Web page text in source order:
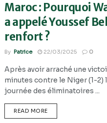
Maroc : Pourquoi
a appelé Youssef
renfort ?
By Patrice 22/03/2025 0
Après avoir arraché une
minutes contre le Niger (1-2)
journée des éliminatoires ...
READ MORE